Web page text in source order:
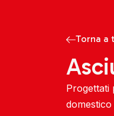
Torna a
Progettati